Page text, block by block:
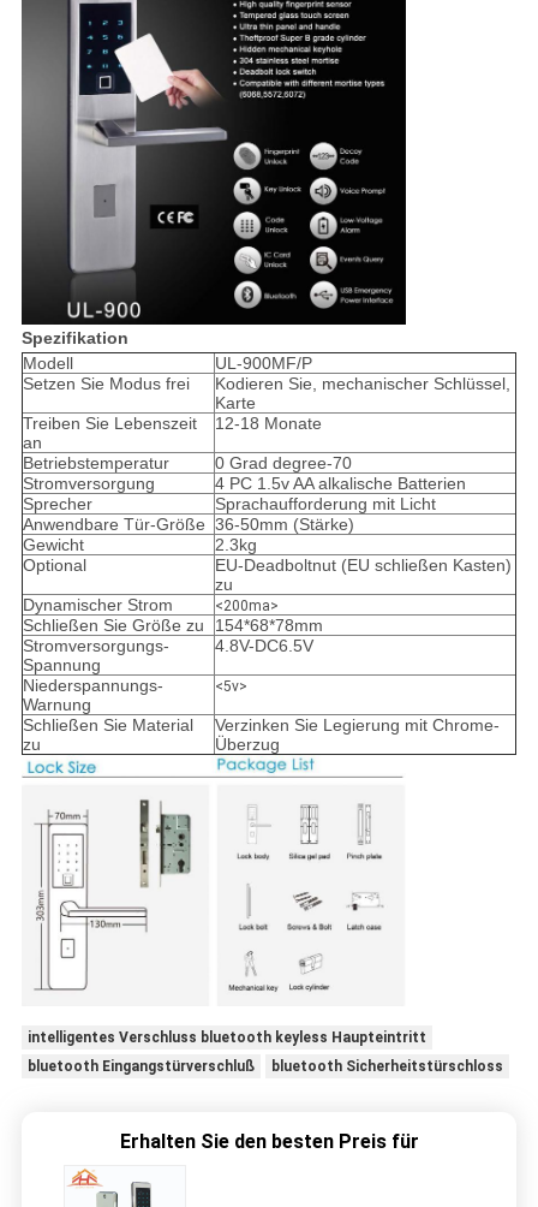
Spezifikation
Modell
UL-900MF/P
Setzen Sie Modus frei
Kodieren Sie, mechanischer Schlüssel,
Karte
Treiben Sie Lebenszeit
an
12-18 Monate
Betriebstemperatur
0 Grad degree-70
Stromversorgung
4 PC 1.5v AA alkalische Batterien
Sprecher
Sprachaufforderung mit Licht
Anwendbare Tür-Größe 36-50mm (Stärke)
Gewicht
2.3kg
Optional
EU-Deadboltnut (EU schließen Kasten)
zu
Dynamischer Strom
<200ma>
Schließen Sie Größe zu
154*68*78mm
Stromversorgungs-
Spannung
4.8V-DC6.5V
Niederspannungs-
Warnung
<5v>
Schließen Sie Material
zu
Verzinken Sie Legierung mit Chrome-
Überzug
intelligentes Verschluss bluetooth keyless Haupteintritt
bluetooth Eingangstürverschluß
bluetooth Sicherheitstürschloss
Erhalten Sie den besten Preis für